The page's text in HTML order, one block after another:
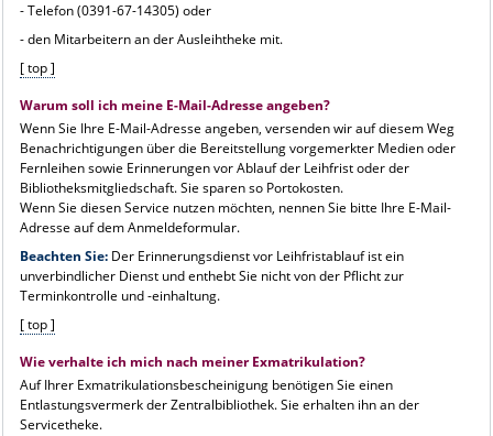
- Telefon (0391-67-14305) oder
- den Mitarbeitern an der Ausleihtheke mit.
[ top ]
Warum soll ich meine E-Mail-Adresse angeben?
Wenn Sie Ihre E-Mail-Adresse angeben, versenden wir auf diesem Weg
Benachrichtigungen über die Bereitstellung vorgemerkter Medien oder
Fernleihen sowie Erinnerungen vor Ablauf der Leihfrist oder der
Bibliotheksmitgliedschaft. Sie sparen so Portokosten.
Wenn Sie diesen Service nutzen möchten, nennen Sie bitte Ihre E-Mail-
Adresse auf dem Anmeldeformular.
Beachten Sie:Der Erinnerungsdienst vor Leihfristablauf ist ein
unverbindlicher Dienst und enthebt Sie nicht von der Pflicht zur
Terminkontrolle und -einhaltung.
[ top ]
Wie verhalte ich mich nach meiner Exmatrikulation?
Auf Ihrer Exmatrikulationsbescheinigung benötigen Sie einen
Entlastungsvermerk der Zentralbibliothek. Sie erhalten ihn an der
Servicetheke.